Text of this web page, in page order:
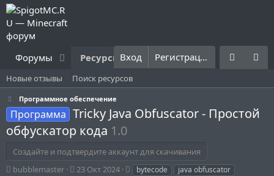
Форумы Ресурсы Что нового? Правила
Вход Регистрация
Новые отзывы Поиск ресурсов
Программное обеспечение
Программа Tricky Java Obfuscator - Простой
обфускатор кода 1.0
Создайте и подтвердите аккаунт для скачивания
А
bubblemaster
Д
23 Окт 2024
Т bytecode java obfuscator